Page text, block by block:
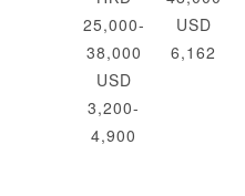
25,000-
38,000
USD
3,200-
4,900
USD
6,162